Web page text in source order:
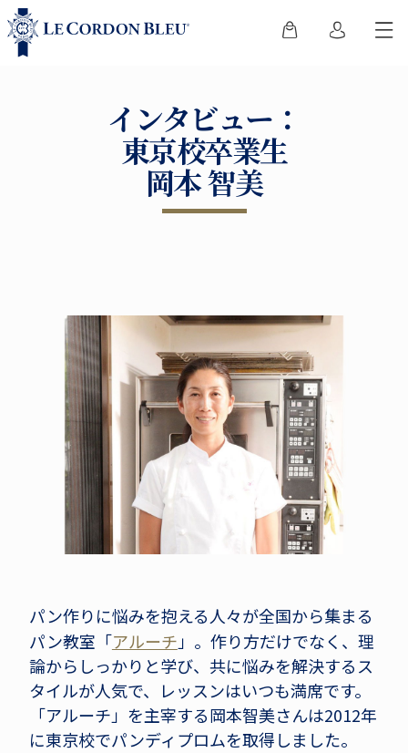
インタビュー：
東京校卒業生
岡本 智美
パン作りに悩みを抱える人々が全国から集まる
パン教室「アルーチ 」。作り方だけでなく、理
論からしっかりと学び、共に悩みを解決するス
タイルが人気で、レッスンはいつも満席です。
「アルーチ」を主宰する岡本智美さんは2012年
に東京校でパンディプロムを取得しました。